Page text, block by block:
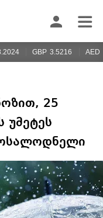
GBP 3.5216 AED
25
უმეტეს